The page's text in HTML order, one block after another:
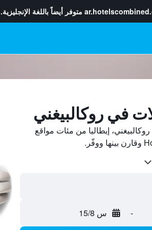
متوفر أيضاً باللغة الإنجليزية.
في روكالبيغني
إيطاليا من مئات مواقع
- س 15/8